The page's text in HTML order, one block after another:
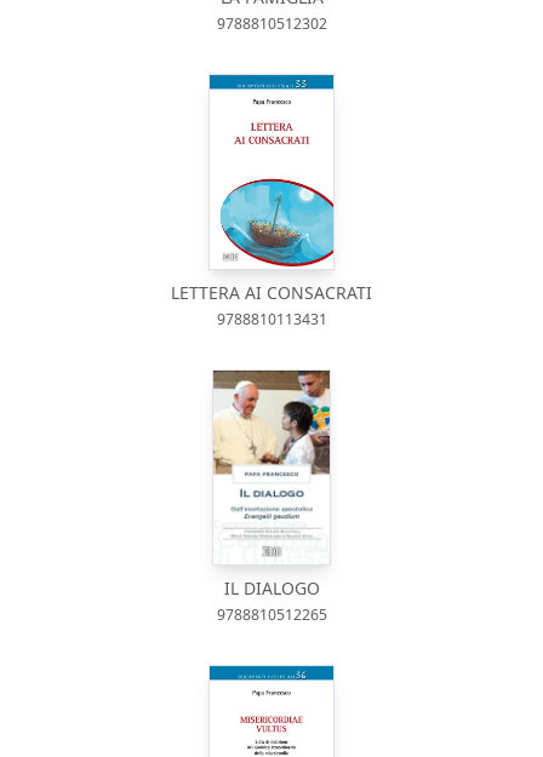
9788810512302
LETTERA AI CONSACRATI
9788810113431
IL DIALOGO
9788810512265